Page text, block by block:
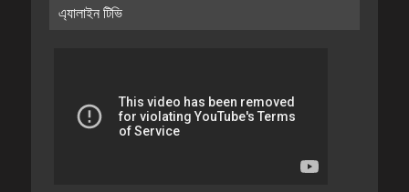
এ্যালাইন টিভি